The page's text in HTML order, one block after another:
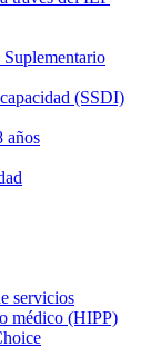
(SSDI)
años
servicios
médico (HIPP)